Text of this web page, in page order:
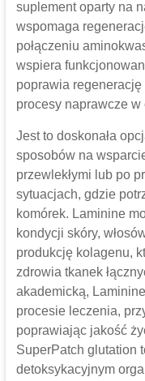
suplement oparty na
wspomaga
połączeniu
wspiera
poprawia
procesy naprawcze w
Jest to doskonała
sposobów na
przewlekłymi lub po
sytuacjach, gdzie
komórek. Laminine
kondycji skóry,
produkcję kolagenu,
zdrowia tkanek
akademicką,
procesie leczenia,
poprawiając jakość
SuperPatch glutation
detoksykacyjnym